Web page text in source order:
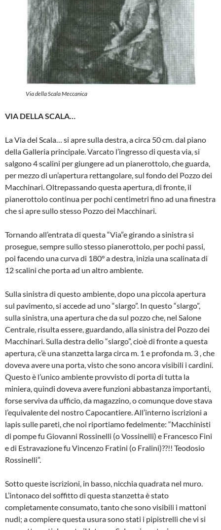
Via della Scala Meccanica
VIA DELLA SCALA…
La Via del Scala… si apre sulla destra, a circa 50 cm. dal piano
della Galleria principale. Varcato l’ingresso di questa via, si
salgono 4 scalini per giungere ad un pianerottolo, che guar­da,
per mezzo di un’apertura rettango­lare, sul fondo del Pozzo dei
Macchi­nari. Oltrepassando questa apertura, di fronte, il
pianerottolo continua per pochi centimetri fino ad una finestra
che si apre sullo stesso Pozzo dei Macchinari.
Tornando all’entrata di questa “Via”e girando a sinistra si
prosegue, sempre sullo stesso pianerottolo, per pochi passi,
poi facendo una curva di 180° a destra, inizia una scalinata di
12 scalini che porta ad un altro ambiente.
Sulla sinistra di questo ambiente, dopo una piccola apertura
sul pavimen­to, si accede ad uno “slargo”. In questo “slargo”,
sulla sinistra, una apertura che da sul pozzo che, nel Salone
Centrale, risulta essere, guardando, alla sinistra del Pozzo dei
Macchinari. Sulla destra dello “slargo”, cioè di fronte a questa
apertura, c’è una stanzetta larga circa m. 1 e profonda m. 3 , che
doveva avere una porta, visto che sono ancora visibili i cardini.
Questo è l’unico ambiente provvisto di porta di tutta la
miniera, quindi doveva avere funzioni abbastan­za importanti,
forse serviva da ufficio, da magazzino, o comunque dove stava
l’equivalente del nostro Capocantiere. All’interno iscrizioni a
lapis sulle pareti, che noi riportiamo fedelmente: “Mac­chinisti
di pompe fu Giovanni Rossinelli (o Vossinelli) e Francesco Fini
e di Estravazione fu Vincenzo Fratini (o Fralini)??!! Teodosio
Rossinelli”.
Sotto queste iscrizioni, in basso, nicchia quadrata nel muro.
L’intonaco del soffitto di questa stanzetta è stato
completamente consumato, tanto che sono visibili i mattoni
nudi; a compiere questa usura sono stati i pipistrelli che vi si